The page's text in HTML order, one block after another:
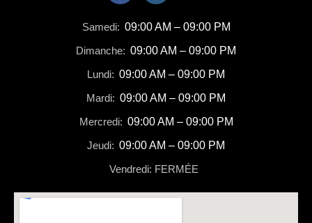
Samedi: 09:00 AM – 09:00 PM
Dimanche: 09:00 AM – 09:00 PM
Lundi: 09:00 AM – 09:00 PM
Mardi: 09:00 AM – 09:00 PM
Mercredi: 09:00 AM – 09:00 PM
Jeudi: 09:00 AM – 09:00 PM
Vendredi: FERMÉE